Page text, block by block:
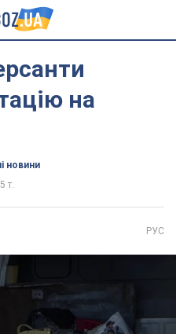
на
новини
т.
РУС